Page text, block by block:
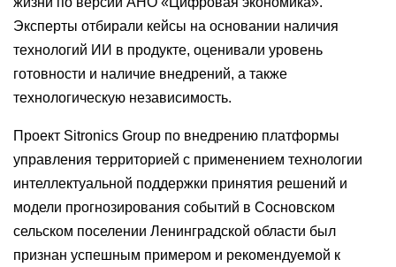
Эксперты отбирали кейсы на основании наличия
технологий ИИ в продукте, оценивали уровень
готовности и наличие внедрений, а также
технологическую независимость.
Проект Sitronics Group по внедрению платформы
управления территорией с применением технологии
интеллектуальной поддержки принятия решений и
модели прогнозирования событий в Сосновском
сельском поселении Ленинградской области был
признан успешным примером и рекомендуемой к